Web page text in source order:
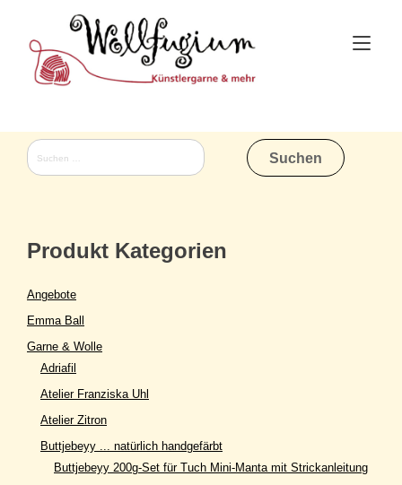
content
Suchen
nach:
Produkt Kategorien
Angebote
Emma Ball
Garne & Wolle
Adriafil
Atelier Franziska Uhl
Atelier Zitron
Buttjebeyy ... natürlich handgefärbt
Buttjebeyy 200g-Set für Tuch Mini-Manta mit Strickanleitung